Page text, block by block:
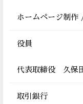
ホームページ制作
役員
代表取締役 久保
取引銀行